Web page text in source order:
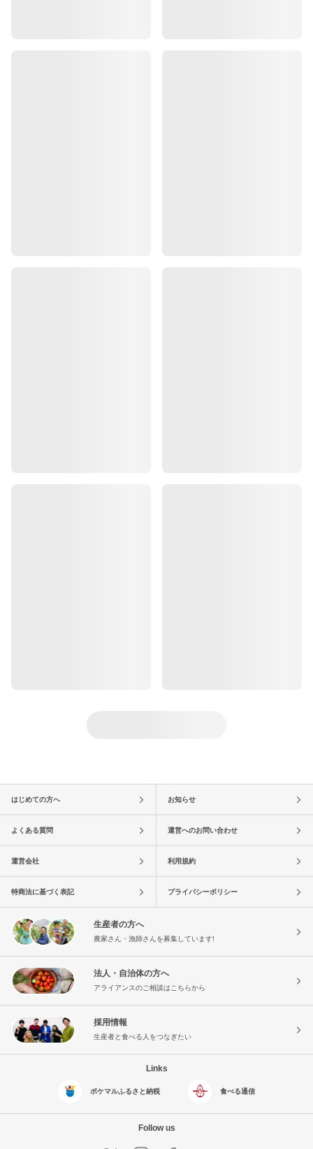
はじめての方へ お知らせ
よくある質問 運営へのお問い合わせ
運営会社 利用規約
特商法に基づく表記 プライバシーポリシー
生産者の方へ
農家さん・漁師さんを募集しています!
法人・自治体の方へ
アライアンスのご相談はこちらから
採用情報
生産者と食べる人をつなぎたい
Links
ポケマルふるさと納税 食べる通信
Follow us